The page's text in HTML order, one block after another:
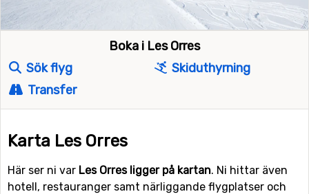
Boka i Les Orres
Sök flyg
Skiduthyrning
Transfer
Karta Les Orres
Här ser ni var Les Orres ligger på kartan. Ni hittar även
hotell, restauranger samt närliggande flygplatser och